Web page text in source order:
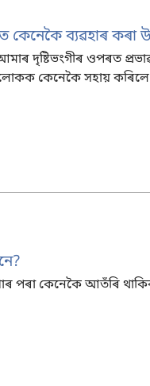
ব্যৱহাৰ কৰা
দৃষ্টিভংগীৰ ওপৰত
কেনেকৈ সহায়
পৰা কেনেকৈ আতঁৰি